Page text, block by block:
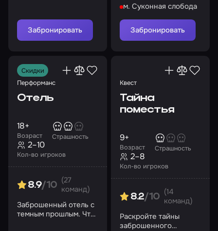
Забронировать
м. Суконная слобода
Забронировать
Скидки
Перформанс
Отель
Возраст
18+
Страшность
Кол-во игроков
2–10
8.9/10
(27
команд)
Заброшенный отель с
темным прошлым. Что
Квест
Тайна
поместья
Возраст
9+
Страшность
Кол-во игроков
2–8
8.2/10
(14
команд)
Раскройте тайны
заброшенного